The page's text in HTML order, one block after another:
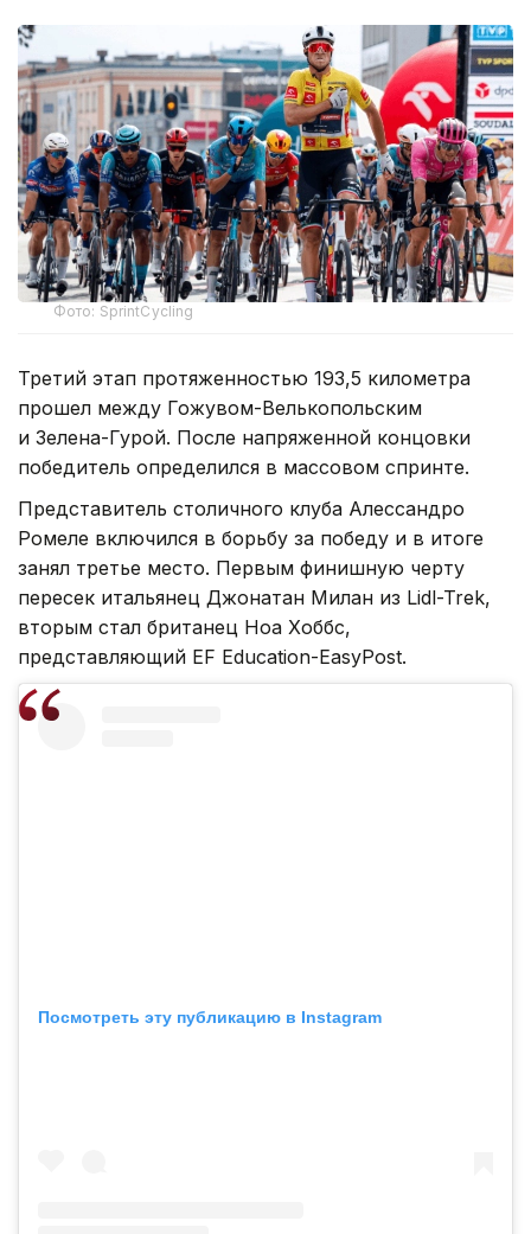
Фото: SprintCycling
Третий этап протяженностью 193,5 километра
прошел между Гожувом-Велькопольским
и Зелена-Гурой. После напряженной концовки
победитель определился в массовом спринте.
Представитель столичного клуба Алессандро
Ромеле включился в борьбу за победу и в итоге
занял третье место. Первым финишную черту
пересек итальянец Джонатан Милан из Lidl-Trek,
вторым стал британец Ноа Хоббс,
представляющий EF Education-EasyPost.
Посмотреть эту публикацию в Instagram